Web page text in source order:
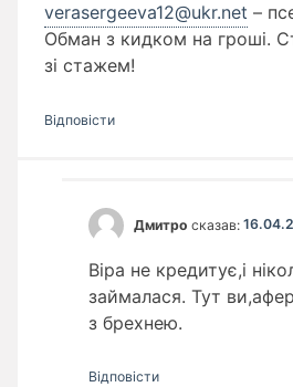
verasergeeva12@ukr.net –
Обман з кидком на гроші.
зі стажем!
Відповіcти
Дмитро сказав:
Віра не кредитує,і
займалася. Тут
з брехнею.
Відповіcти